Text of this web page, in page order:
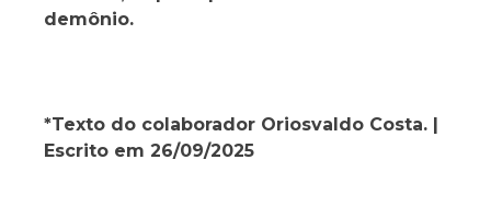
demônio.
*Texto do colaborador Oriosvaldo Costa. |
Escrito em 26/09/2025